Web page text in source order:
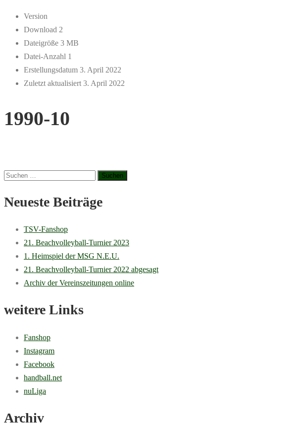
Version
Download 2
Dateigröße 3 MB
Datei-Anzahl 1
Erstellungsdatum 3. April 2022
Zuletzt aktualisiert 3. April 2022
1990-10
Suchen
Neueste Beiträge
TSV-Fanshop
21. Beachvolleyball-Turnier 2023
1. Heimspiel der MSG N.E.U.
21. Beachvolleyball-Turnier 2022 abgesagt
Archiv der Vereinszeitungen online
weitere Links
Fanshop
Instagram
Facebook
handball.net
nuLiga
Archiv